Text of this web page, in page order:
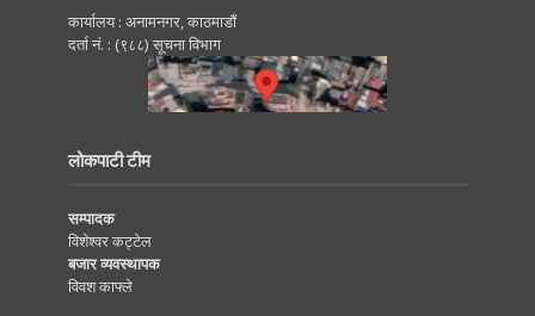
कार्यालय : अनामनगर, काठमाडाैं
दर्ता नं. : (९८८) सूचना विभाग
लोकपाटी टीम
सम्पादक
विशेश्वर कट्टेल
बजार व्यवस्थापक
विवश काफ्ले